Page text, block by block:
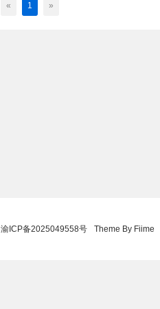
« 1 »
渝ICP备2025049558号 Theme By Fiime